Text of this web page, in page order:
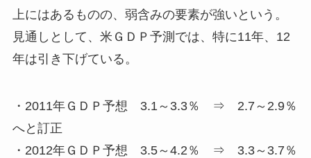
上にはあるものの、弱含みの要素が強いという。
見通しとして、米ＧＤＰ予測では、特に11年、12
年は引き下げている。
・2011年ＧＤＰ予想 3.1～3.3％ ⇒ 2.7～2.9％
へと訂正
・2012年ＧＤＰ予想 3.5～4.2％ ⇒ 3.3～3.7％